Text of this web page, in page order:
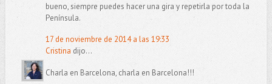
bueno, siempre puedes hacer una gira y repetirla por toda la
Península.
17 de noviembre de 2014 a las 19:33
Cristina dijo...
Charla en Barcelona, charla en Barcelona!!!